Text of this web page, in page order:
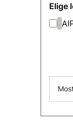
Elige